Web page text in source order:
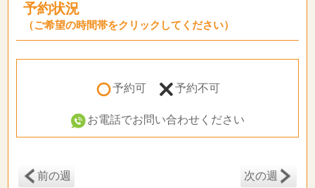
予約状況
（ご希望の時間帯をクリックしてください）
予約可 予約不可
お電話でお問い合わせください
前の週 次の週